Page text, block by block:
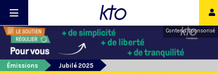
Contenu sponsorisé
Émissions
Jubilé 2025